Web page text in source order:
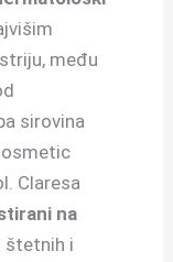
među
sirovina
Claresa
na
štetnih i